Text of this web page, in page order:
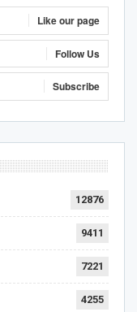
Like our page
Follow Us
Subscribe
12876
9411
7221
4255